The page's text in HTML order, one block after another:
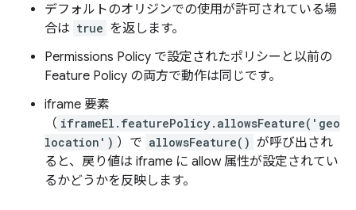
デフォルトのオリジンでの使用が許可されている場
合は true を返します。
Permissions Policy で設定されたポリシーと以前の
Feature Policy の両方で動作は同じです。
iframe 要素
（ iframeEl.featurePolicy.allowsFeature('geo
location') ）で allowsFeature() が呼び出され
ると、戻り値は iframe に allow 属性が設定されてい
るかどうかを反映します。